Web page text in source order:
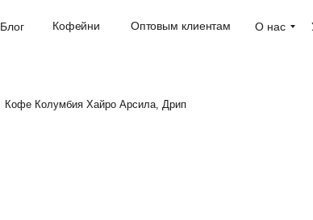
О нас
Кофейни Оптовым клиентам
Блог
Кофе Колумбия Хайро Арсила, Дрип